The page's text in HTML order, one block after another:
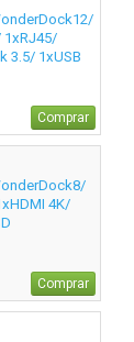
1xRJ45/
3.5/ 1xUSB
Comprar
4K/
Comprar